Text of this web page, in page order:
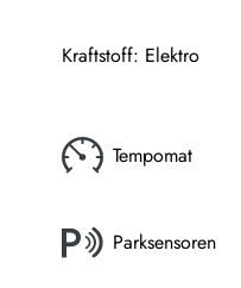
Kraftstoff: Elektro
Tempomat
Parksensoren